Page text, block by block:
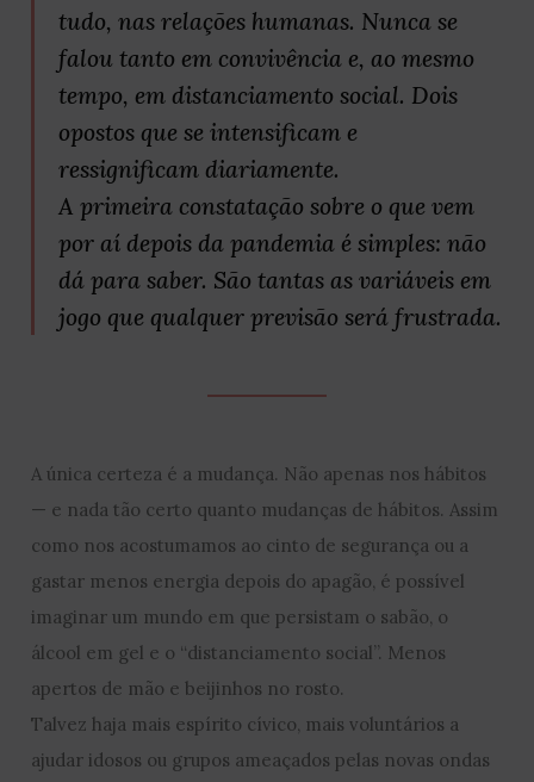
tudo, nas relações humanas. Nunca se
falou tanto em convivência e, ao mesmo
tempo, em distanciamento social. Dois
opostos que se intensificam e
ressignificam diariamente.
A primeira constatação sobre o que vem
por aí depois da pandemia é simples: não
dá para saber. São tantas as variáveis em
jogo que qualquer previsão será frustrada.
A única certeza é a mudança. Não apenas nos hábitos
— e nada tão certo quanto mudanças de hábitos. Assim
como nos acostumamos ao cinto de segurança ou a
gastar menos energia depois do apagão, é possível
imaginar um mundo em que persistam o sabão, o
álcool em gel e o “distanciamento social”. Menos
apertos de mão e beijinhos no rosto.
Talvez haja mais espírito cívico, mais voluntários a
ajudar idosos ou grupos ameaçados pelas novas ondas